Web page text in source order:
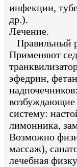
инфекции,
др.).
Лечение.
Правильный
Применяют
эфедрин,
систему:
лимонника,
Возможно
массаж),
лечебная